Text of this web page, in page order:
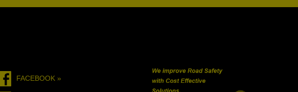
FACEBOOK »